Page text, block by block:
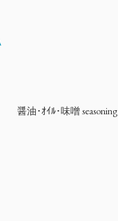
醤油･ｵｲﾙ･味噌 seasoning